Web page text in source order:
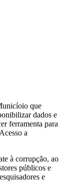
que
dados e
ferramenta para
a
à corrupção, ao
públicos e
e